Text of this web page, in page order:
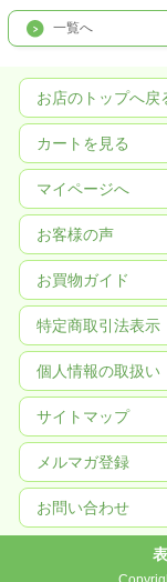
一覧へ
お店のトップへ戻
カートを見る
マイページへ
お客様の声
お買物ガイド
特定商取引法表示
個人情報の取扱い
サイトマップ
メルマガ登録
お問い合わせ